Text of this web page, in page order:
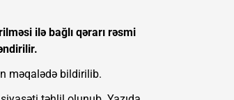
ilə bağlı qərarı rəsmi
məqalədə bildirilib.